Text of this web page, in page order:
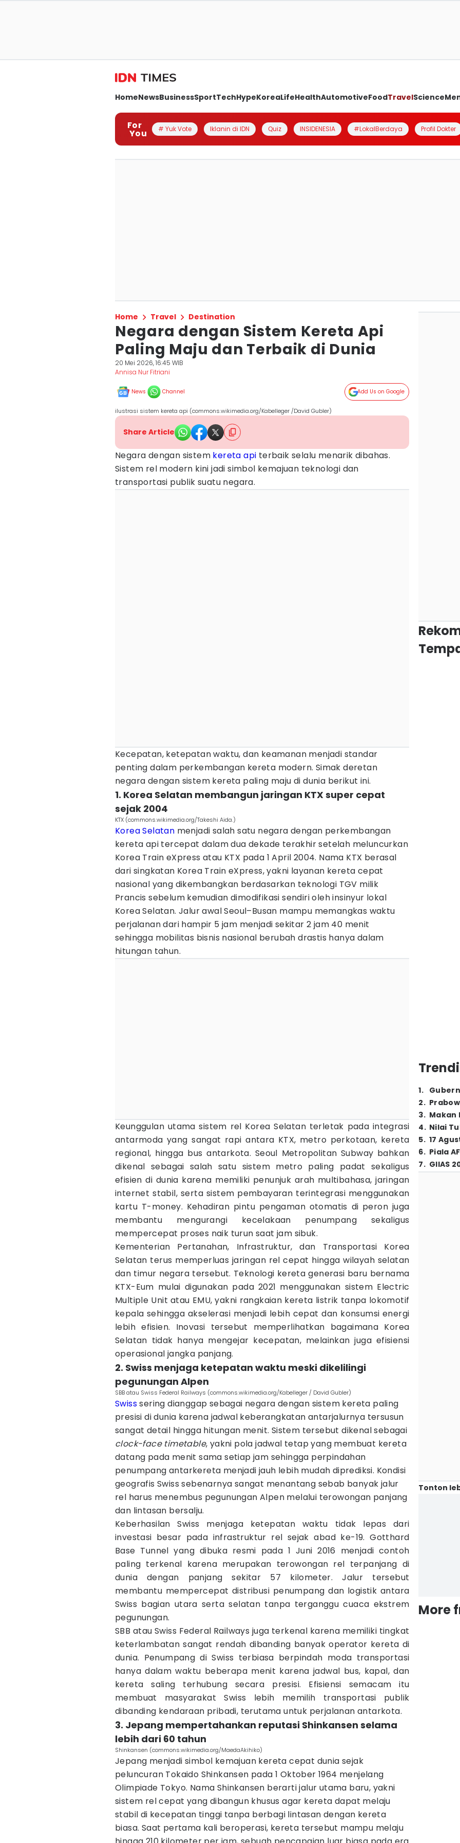
HomeNewsBusinessSportTechHypeKoreaLifeHealthAutomotiveFoodTravelScience
For
You # Yuk Vote Iklanin di IDN Quiz INSIDENESIA #LokalBerdaya Profil Dokter
Home Travel Destination
Negara dengan Sistem Kereta Api
Paling Maju dan Terbaik di Dunia
20 Mei 2026, 16:45 WIB
Annisa Nur Fitriani
News Channel Add Us on Google
ilustrasi sistem kereta api (commons.wikimedia.org/Kabelleger /David Gubler)
Share Article
Negara dengan sistem kereta api terbaik selalu menarik dibahas.
Sistem rel modern kini jadi simbol kemajuan teknologi dan
transportasi publik suatu negara.
Kecepatan, ketepatan waktu, dan keamanan menjadi standar
penting dalam perkembangan kereta modern. Simak deretan
negara dengan sistem kereta paling maju di dunia berikut ini.
1. Korea Selatan membangun jaringan KTX super cepat
sejak 2004
KTX (commons.wikimedia.org/Takeshi Aida.)
Korea Selatan menjadi salah satu negara dengan perkembangan
kereta api tercepat dalam dua dekade terakhir setelah meluncurkan
Korea Train eXpress atau KTX pada 1 April 2004. Nama KTX berasal
dari singkatan Korea Train eXpress, yakni layanan kereta cepat
nasional yang dikembangkan berdasarkan teknologi TGV milik
Prancis sebelum kemudian dimodifikasi sendiri oleh insinyur lokal
Korea Selatan. Jalur awal Seoul–Busan mampu memangkas waktu
perjalanan dari hampir 5 jam menjadi sekitar 2 jam 40 menit
sehingga mobilitas bisnis nasional berubah drastis hanya dalam
hitungan tahun.
Keunggulan utama sistem rel Korea Selatan terletak pada integrasi
antarmoda yang sangat rapi antara KTX, metro perkotaan, kereta
regional, hingga bus antarkota. Seoul Metropolitan Subway bahkan
dikenal sebagai salah satu sistem metro paling padat sekaligus
efisien di dunia karena memiliki penunjuk arah multibahasa, jaringan
internet stabil, serta sistem pembayaran terintegrasi menggunakan
kartu T-money. Kehadiran pintu pengaman otomatis di peron juga
membantu mengurangi kecelakaan penumpang sekaligus
mempercepat proses naik turun saat jam sibuk.
Kementerian Pertanahan, Infrastruktur, dan Transportasi Korea
Selatan terus memperluas jaringan rel cepat hingga wilayah selatan
dan timur negara tersebut. Teknologi kereta generasi baru bernama
KTX-Eum mulai digunakan pada 2021 menggunakan sistem Electric
Multiple Unit atau EMU, yakni rangkaian kereta listrik tanpa lokomotif
kepala sehingga akselerasi menjadi lebih cepat dan konsumsi energi
lebih efisien. Inovasi tersebut memperlihatkan bagaimana Korea
Selatan tidak hanya mengejar kecepatan, melainkan juga efisiensi
operasional jangka panjang.
2. Swiss menjaga ketepatan waktu meski dikelilingi
pegunungan Alpen
SBB atau Swiss Federal Railways (commons.wikimedia.org/Kabelleger / David Gubler)
Swisssering dianggap sebagai negara dengan sistem kereta paling
presisi di dunia karena jadwal keberangkatan antarjalurnya tersusun
sangat detail hingga hitungan menit. Sistem tersebut dikenal sebagai
clock-face timetable, yakni pola jadwal tetap yang membuat kereta
datang pada menit sama setiap jam sehingga perpindahan
penumpang antarkereta menjadi jauh lebih mudah diprediksi. Kondisi
geografis Swiss sebenarnya sangat menantang sebab banyak jalur
rel harus menembus pegunungan Alpen melalui terowongan panjang
dan lintasan bersalju.
Keberhasilan Swiss menjaga ketepatan waktu tidak lepas dari
investasi besar pada infrastruktur rel sejak abad ke-19. Gotthard
Base Tunnel yang dibuka resmi pada 1 Juni 2016 menjadi contoh
paling terkenal karena merupakan terowongan rel terpanjang di
dunia dengan panjang sekitar 57 kilometer. Jalur tersebut
membantu mempercepat distribusi penumpang dan logistik antara
Swiss bagian utara serta selatan tanpa terganggu cuaca ekstrem
pegunungan.
SBB atau Swiss Federal Railways juga terkenal karena memiliki tingkat
keterlambatan sangat rendah dibanding banyak operator kereta di
dunia. Penumpang di Swiss terbiasa berpindah moda transportasi
hanya dalam waktu beberapa menit karena jadwal bus, kapal, dan
kereta saling terhubung secara presisi. Efisiensi semacam itu
membuat masyarakat Swiss lebih memilih transportasi publik
dibanding kendaraan pribadi, terutama untuk perjalanan antarkota.
3. Jepang mempertahankan reputasi Shinkansen selama
lebih dari 60 tahun
Shinkansen (commons.wikimedia.org/MaedaAkihiko)
Jepang menjadi simbol kemajuan kereta cepat dunia sejak
peluncuran Tokaido Shinkansen pada 1 Oktober 1964 menjelang
Olimpiade Tokyo. Nama Shinkansen berarti jalur utama baru, yakni
sistem rel cepat yang dibangun khusus agar kereta dapat melaju
stabil di kecepatan tinggi tanpa berbagi lintasan dengan kereta
biasa. Saat pertama kali beroperasi, kereta tersebut mampu melaju
1.
2.
3. Makan
4. Nilai
5. 17
6. Piala
7. GIIAS
Tonton
More